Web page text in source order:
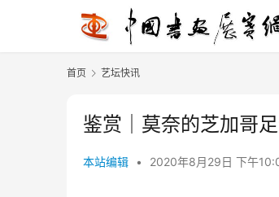
首页 艺坛快讯
鉴赏｜莫奈的芝加哥
本站编辑 • 2020年8月29日 下午